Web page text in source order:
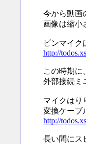
今から動画
画像は縮小
ピンマイク
http://
この時期に
外部接続ミ
マイクはり
変換ケーブ
http://
長い間にス